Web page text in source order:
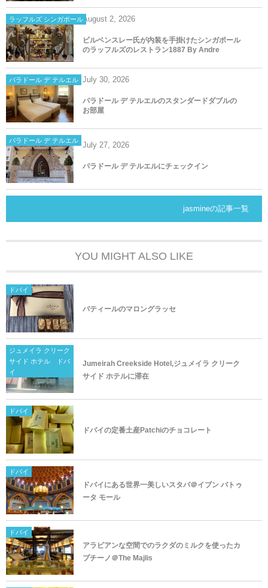
ラッフルズ シンガポールAugust 2 2026
ビルベンスレー氏が内装を手掛けたシンガポール
のラッフルズのレストラン1887 By Andre
パラドール デ テルエル July 30 2026
パラドール デ テルエルのスタンダードダブルの
お部屋
パラドール デ テルエル July 27 2026
パラドール デ テルエルにチェックイン
jasmineの記事一覧
YOU MIGHT ALSO LIKE
ドバイ
バティールのマロングラッセ
ジュメイラ クリーク
サイド ホテル ドバ
イ
Jumeirah Creekside Hotel,ジュメイラ クリーク
サイド ホテルに滞在
ドバイ
ドバイの定番土産Patchiのチョコレート
ドバイ
ドバイにある世界一美しいスタバ＠イブン バトゥ
ータ モール
ドバイ
アラビアンな空間でのラクダのミルクを使ったカ
プチーノ＠The Majlis